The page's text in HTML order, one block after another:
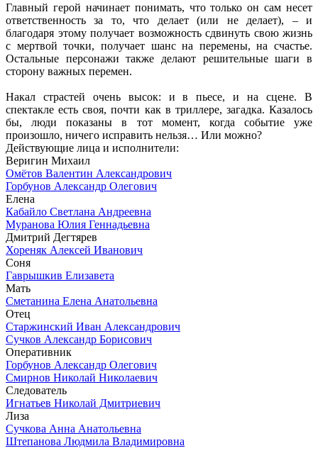
Главный герой начинает понимать, что только он сам несет
ответственность за то, что делает (или не делает), – и
благодаря этому получает возможность сдвинуть свою жизнь
с мертвой точки, получает шанс на перемены, на счастье.
Остальные персонажи также делают решительные шаги в
сторону важных перемен.
Накал страстей очень высок: и в пьесе, и на сцене. В
спектакле есть своя, почти как в триллере, загадка. Казалось
бы, люди показаны в тот момент, когда событие уже
произошло, ничего исправить нельзя… Или можно?
Действующие лица и исполнители:
Веригин Михаил
Омётов Валентин Александрович
Горбунов Александр Олегович
Елена
Кабайло Светлана Андреевна
Муранова Юлия Геннадьевна
Дмитрий Дегтярев
Хореняк Алексей Иванович
Соня
Гаврышкив Елизавета
Мать
Сметанина Елена Анатольевна
Отец
Старжинский Иван Александрович
Сучков Александр Борисович
Оперативник
Горбунов Александр Олегович
Смирнов Николай Николаевич
Следователь
Игнатьев Николай Дмитриевич
Лиза
Сучкова Анна Анатольевна
Штепанова Людмила Владимировна